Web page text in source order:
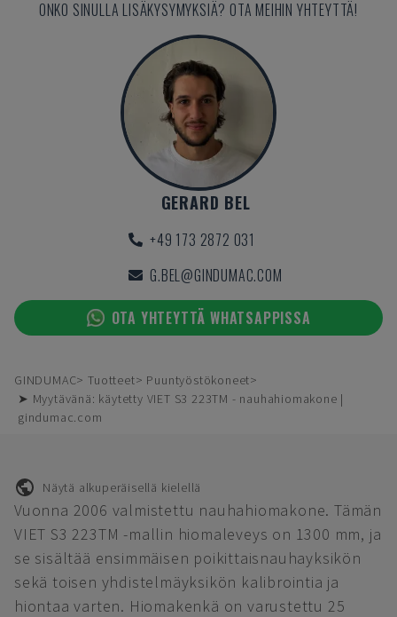
ONKO SINULLA LISÄKYSYMYKSIÄ? OTA MEIHIN YHTEYTTÄ!
GERARD BEL
+49 173 2872 031
G.BEL@GINDUMAC.COM
OTA YHTEYTTÄ WHATSAPPISSA
GINDUMAC Tuotteet
Puuntyöstökoneet
➤ Myytävänä: käytetty VIET S3 223TM - nauhahiomakone |
gindumac.com
Näytä alkuperäisellä kielellä
Vuonna 2006 valmistettu nauhahiomakone. Tämän
VIET S3 223TM -mallin hiomaleveys on 1300 mm, ja
se sisältää ensimmäisen poikittaisnauhayksikön
sekä toisen yhdistelmäyksikön kalibrointia ja
hiontaa varten. Hiomakenkä on varustettu 25